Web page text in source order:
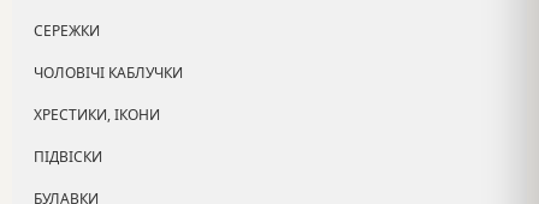
СЕРЕЖКИ
ЧОЛОВІЧІ КАБЛУЧКИ
ХРЕСТИКИ, ІКОНИ
ПІДВІСКИ
БУЛАВКИ